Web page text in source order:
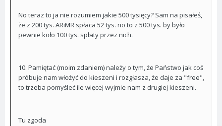
No teraz to ja nie rozumiem jakie 500 tysięcy? Sam na pisałeś,
że z 200 tys. ARiMR spłaca 52 tys. no to z 500 tys. by było
pewnie koło 100 tys. spłaty przez nich.
10. Pamiętać (moim zdaniem) należy o tym, że Państwo jak coś
próbuje nam włożyć do kieszeni i rozgłasza, że daje za "free",
to trzeba pomyśleć ile więcej wyjmie nam z drugiej kieszeni.
Tu zgoda